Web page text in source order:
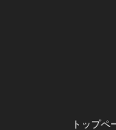
トップペ